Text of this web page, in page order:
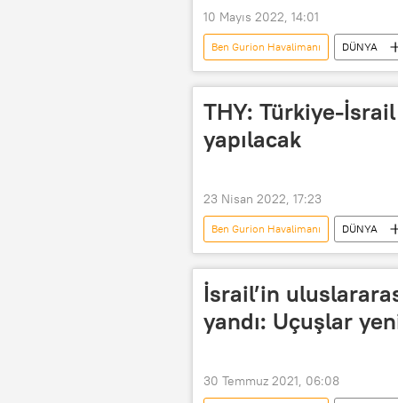
10 Mayıs 2022, 14:01
Ben Gurion Havalimanı DÜNYA
Uçak kazası
THY: Türkiye-
yapılacak
23 Nisan 2022, 17:23
Ben Gurion Havalimanı DÜNYA
İsrail’in
yandı: Uçuşlar
30 Temmuz 2021, 06:08